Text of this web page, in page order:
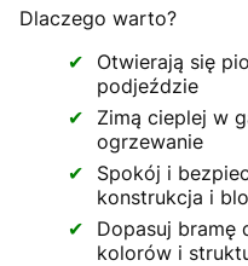
Dlaczego warto?
Otwierają się
podjeździe
Zimą cieplej w
ogrzewanie
Spokój i
konstrukcja i
Dopasuj bramę
kolorów i